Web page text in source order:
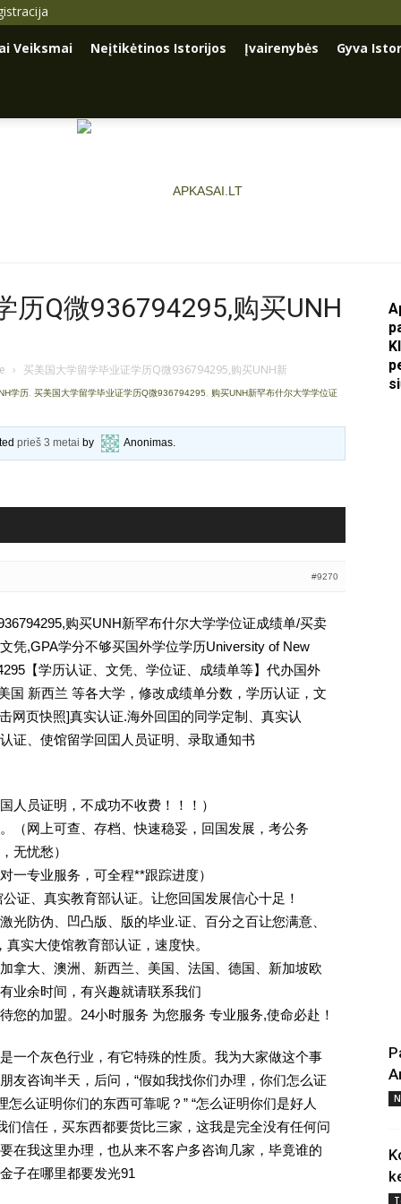
Veiksmai Neįtikėtinos Istorijos Įvairenybės Gyva
历Q微936794295,购买UNH
› 买美国大学留学毕业证学历Q微936794295,购买UNH新
学历, 买美国大学留学毕业证学历Q微936794295, 购买UNH新罕布什尔大学学位证
prieš 3 metai by Anonimas.
#9270
购买UNH新罕布什尔大学学位证成绩单/买卖
凭,GPA学分不够买国外学位学历University of New
【学历认证、文凭、学位证、成绩单等】代办国外
国 新西兰 等各大学，修改成绩单分数，学历认证，文
网页快照]真实认证.海外回囯的同学定制、真实认
证、使馆留学回囯人员证明、录取通知书
人员证明，不成功不收费！！！）
（网上可查、存档、快速稳妥，回国发展，考公务
，无忧愁）
一专业服务，可全程**跟踪进度）
证、真实教育部认证。让您回国发展信心十足！
防伪、凹凸版、版的毕业.证、百分之百让您满意、
实大使馆教育部认证，速度快。
拿大、澳洲、新西兰、美国、法国、德国、新加坡欧
业余时间，有兴趣就请联系我们
您的加盟。24小时服务 为您服务 专业服务,使命必赴！
一个灰色行业，有它特殊的性质。我为大家做这个事
友咨询半天，后问，“假如我找你们办理，你们怎么证
怎么证明你们的东西可靠呢？” “怎么证明你们是好人
们信任，买东西都要货比三家，这我是完全没有任何问
在我这里办理，也从来不客户多咨询几家，毕竟谁的
子在哪里都要发光91